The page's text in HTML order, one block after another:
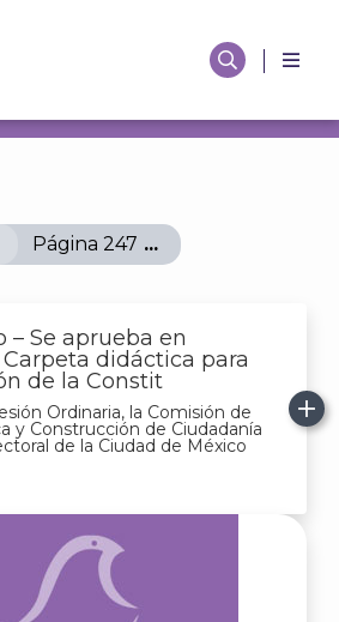
Página 247
– Se aprueba en
didáctica para
de la Constit
Ordinaria, la Comisión de
y Construcción de Ciudadanía
de la Ciudad de México